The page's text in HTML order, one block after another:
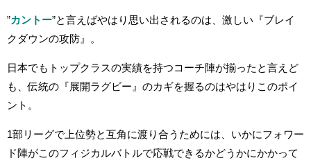
”カントー”と言えばやはり思い出されるのは、激しい『ブレイ
クダウンの攻防』。
日本でもトップクラスの実績を持つコーチ陣が揃ったと言えど
も、伝統の『展開ラグビー』のカギを握るのはやはりこのポイ
ント。
1部リーグで上位勢と互角に渡り合うためには、いかにフォワー
ド陣がこのフィジカルバトルで応戦できるかどうかにかかって